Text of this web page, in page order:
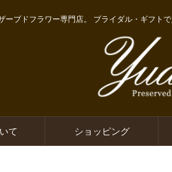
ーブドフラワー専門店。 ブライダル・ギフト
て ショッピング